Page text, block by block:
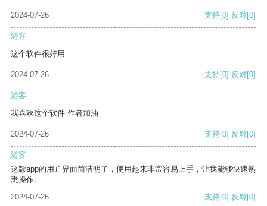
2024-07-26 支持[0] 反对[0]
游客
这个软件很好用
2024-07-26 支持[0] 反对[0]
游客
我喜欢这个软件 作者加油
2024-07-26 支持[0] 反对[0]
游客
这款app的用户界面简洁明了，使用起来非常容易上手，让我能够快速熟
悉操作。
2024-07-26
支持[0] 反对[0]